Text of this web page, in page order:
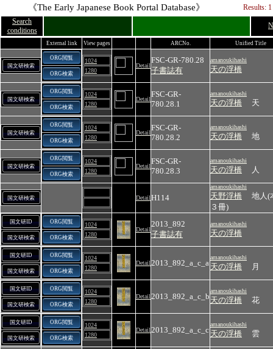
《The Early Japanese Book Portal Database》
Results:
Search
conditions
External link View pages ARCNo. Unified Title
国文研検索
ORG閲覧
ORG検索
1024
1280
Detail
FSC-GR-780.28
子書誌有
amanoukihashi
天の浮橋
国文研検索
ORG閲覧
ORG検索
1024
1280
Detail
FSC-GR-
780.28.1
amanoukihashi
天の浮橋 天
国文研検索
ORG閲覧
ORG検索
1024
1280
Detail
FSC-GR-
780.28.2
amanoukihashi
天の浮橋 地
国文研検索
ORG閲覧
ORG検索
1024
1280
Detail
FSC-GR-
780.28.3
amanoukihashi
天の浮橋 人
国文研検索 DetailH114
amanoukihashi
天野浮橋
地人(
３冊)
国文研ID
国文研検索
ORG閲覧
ORG検索
1024
1280
Detail
2013_892
子書誌有
amanoukihashi
天の浮橋
国文研ID
国文研検索
ORG閲覧
ORG検索
1024
1280
Detail2013_892_a_c_a
amanoukihashi
天の浮橋 月
国文研ID
国文研検索
ORG閲覧
ORG検索
1024
1280
Detail2013_892_a_c_b
amanoukihashi
天の浮橋 花
国文研ID
国文研検索
ORG閲覧
ORG検索
1024
1280
Detail2013_892_a_c_c
amanoukihashi
天の浮橋 雲